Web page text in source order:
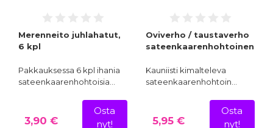
Merenneito juhlahatut,
6 kpl
Pakkauksessa 6 kpl ihania
sateenkaarenhohtoisia…
3,90 €
Osta
nyt!
Oviverho / taustaverho
sateenkaarenhohtoinen
Kauniisti kimalteleva
sateenkaarenhohtoin…
5,95 €
Osta
nyt!